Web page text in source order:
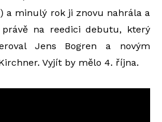
a minulý rok ji znovu nahrála a
na reedici debutu, který
Jens Bogren a novým
Vyjít by mělo 4. října.